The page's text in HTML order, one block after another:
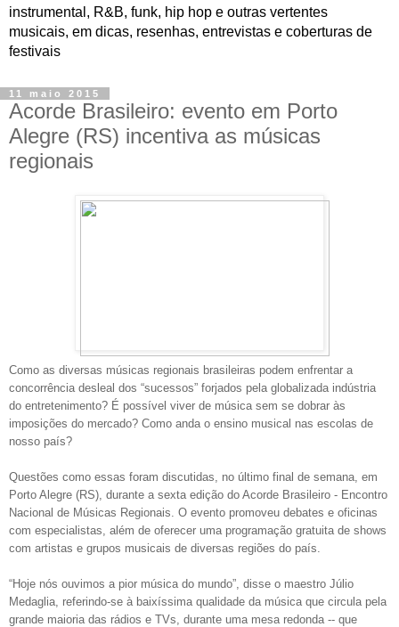
instrumental, R&B, funk, hip hop e outras vertentes
musicais, em dicas, resenhas, entrevistas e coberturas de
festivais
11 maio 2015
Acorde Brasileiro: evento em Porto
Alegre (RS) incentiva as músicas
regionais
Como as diversas músicas regionais brasileiras podem enfrentar a
concorrência desleal dos “sucessos” forjados pela globalizada indústria
do entretenimento? É possível viver de música sem se dobrar às
imposições do mercado? Como anda o ensino musical nas escolas de
nosso país?
Questões como essas foram discutidas, no último final de semana, em
Porto Alegre (RS), durante a sexta edição do Acorde Brasileiro - Encontro
Nacional de Músicas Regionais. O evento promoveu debates e oficinas
com especialistas, além de oferecer uma programação gratuita de shows
com artistas e grupos musicais de diversas regiões do país.
“Hoje nós ouvimos a pior música do mundo”, disse o maestro Júlio
Medaglia, referindo-se à baixíssima qualidade da música que circula pela
grande maioria das rádios e TVs, durante uma mesa redonda -- que